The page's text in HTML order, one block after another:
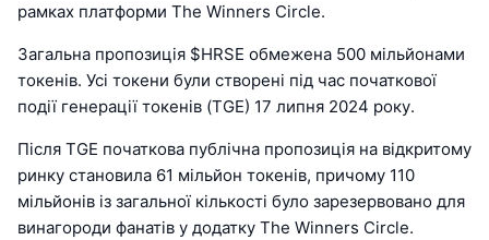
рамках платформи The Winners Circle.
Загальна пропозиція $HRSE обмежена 500 мільйонами
токенів. Усі токени були створені під час початкової
події генерації токенів (TGE) 17 липня 2024 року.
Після TGE початкова публічна пропозиція на відкритому
ринку становила 61 мільйон токенів, причому 110
мільйонів із загальної кількості було зарезервовано для
винагороди фанатів у додатку The Winners Circle.